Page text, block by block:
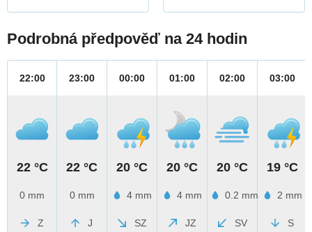
Podrobná předpověď na 24 hodin
22:00
22 °C
0 mm
Z
23:00
22 °C
0 mm
J
00:00
20 °C
4 mm
SZ
01:00
20 °C
4 mm
JZ
02:00
20 °C
0.2 mm
SV
03:00
19 °C
2 mm
S